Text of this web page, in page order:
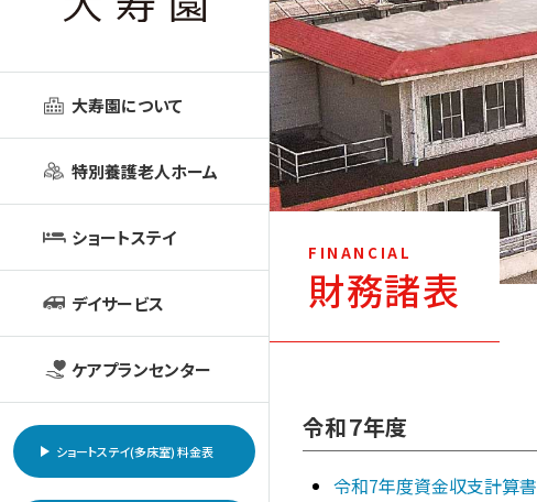
大寿園について
特別養護老人ホーム
ショートステイ
デイサービス
ケアプランセンター
ショートステイ(多床室) 料金表
FINANCIAL
財務諸表
令和７年度
令和7年度資金収支計算書